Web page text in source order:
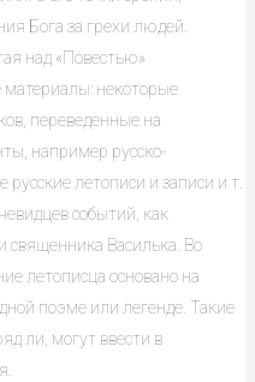
Бога за грехи людей.
над «Повестью»
материалы: некоторые
переведенные на
например русско-
летописи и записи и т.
событий, как
священника Василька. Во
летописца основано на
поэме или легенде. Такие
ли, могут ввести в